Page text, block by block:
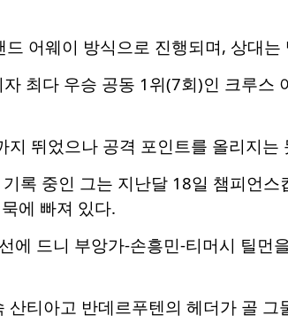
어웨이 방식으로 진행되며, 상대
최다 우승 공동 1위(7회)인 크루스
뛰었으나 공격 포인트를 올리지는
록 중인 그는 지난달 18일 챔피언
에 빠져 있다.
에 드니 부앙가-손흥민-티머시 틸먼
티아고 반데르푸텐의 헤더가 골 그